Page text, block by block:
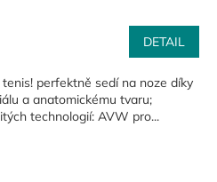
DETAIL
perfektně sedí na noze díky
a anatomickému tvaru;
technologií: AVW pro...